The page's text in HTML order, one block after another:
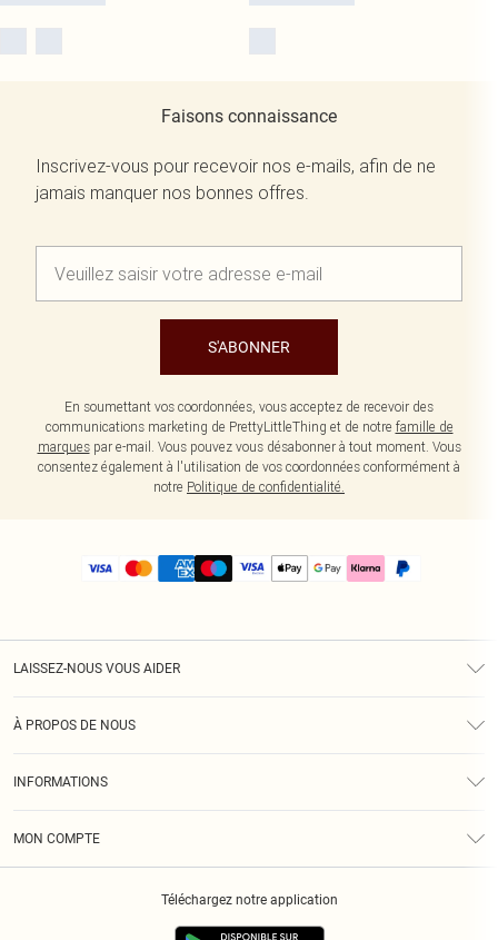
Faisons connaissance
Inscrivez-vous pour recevoir nos e-mails, afin de ne
jamais manquer nos bonnes offres.
S'ABONNER
En soumettant vos coordonnées, vous acceptez de recevoir des
communications marketing de PrettyLittleThing et de notre famille de
marquespar e-mail. Vous pouvez vous désabonner à tout moment. Vous
consentez également à l'utilisation de vos coordonnées conformément à
notre Politique de confidentialité.
LAISSEZ-NOUS VOUS AIDER
À PROPOS DE NOUS
INFORMATIONS
MON COMPTE
Téléchargez notre application